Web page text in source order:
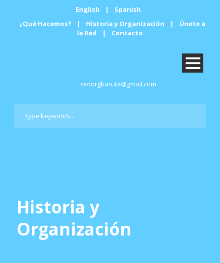
English |
Spanish
¿Qué Hacemos?
| Historia y Organización |
Únete a
la Red
| Contacto
redorgbaruta@gmail.com
Historia y
Organización